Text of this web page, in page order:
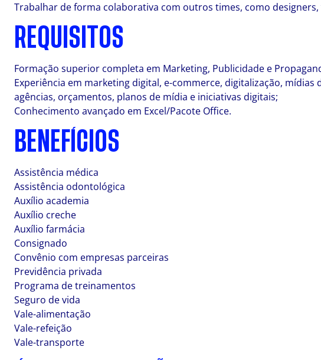
Trabalhar de forma colaborativa com outros times, como
REQUISITOS
Formação superior completa em Marketing, Publicidade e
Experiência em marketing digital, e-commerce, digitalização,
agências, orçamentos, planos de mídia e iniciativas digitais;
Conhecimento avançado em Excel/Pacote Office.
BENEFÍCIOS
Assistência médica
Assistência odontológica
Auxílio academia
Auxílio creche
Auxílio farmácia
Consignado
Convênio com empresas parceiras
Previdência privada
Programa de treinamentos
Seguro de vida
Vale-alimentação
Vale-refeição
Vale-transporte